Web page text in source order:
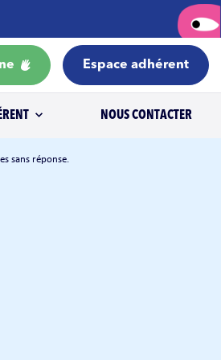
NOUS CONTACTER
Espace adhérent
sans réponse.